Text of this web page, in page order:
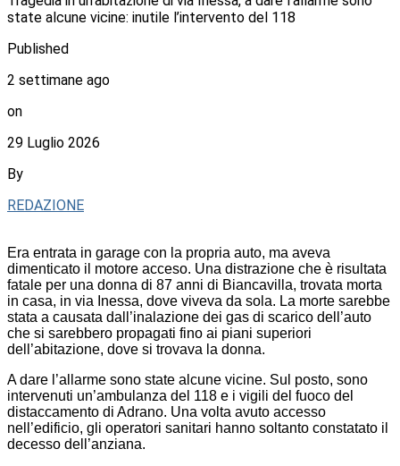
state alcune vicine: inutile l’intervento del 118
Published
2 settimane ago
on
29 Luglio 2026
By
REDAZIONE
Era entrata in garage con la propria auto, ma aveva
dimenticato il motore acceso. Una distrazione che è risultata
fatale per una donna di 87 anni di Biancavilla, trovata morta
in casa, in via Inessa, dove viveva da sola. La morte sarebbe
stata a causata dall’inalazione dei gas di scarico dell’auto
che si sarebbero propagati fino ai piani superiori
dell’abitazione, dove si trovava la donna.
A dare l’allarme sono state alcune vicine. Sul posto, sono
intervenuti un’ambulanza del 118 e i vigili del fuoco del
distaccamento di Adrano. Una volta avuto accesso
nell’edificio, gli operatori sanitari hanno soltanto constatato il
decesso dell’anziana.